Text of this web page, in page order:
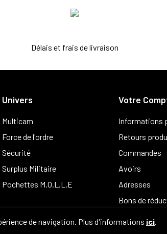
Délais et frais de livraison
Univers
Multicam
Force de l'ordre
Sécurité
Surplus Militaire
Pochettes M.O.L.L.E
Votre
Informations
Retours
Commandes
Avoirs
Adresses
Bons de
de navigation. Plus d'informations ici.